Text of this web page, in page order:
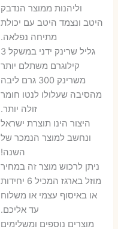
וליהנות ממוצר הנדבק
היטב ונצמד היטב עם יכולת
מתיחה נפלאה.
גליל שרינק ידני במשקל 3
קילוגרם משתלם יותר
משרינק 300 גרם ליבה
מהסיבה שעלולו לנטו חומר
זולה יותר.
היצור הינו תוצרת ישראל
ונחשב למוצר הנמכר של
השנה!
ניתן לרכוש מוצר זה במחיר
מוזל בארגז המכיל 6 יחידות
או באיסוף עצמי או משלוח
עד אליכם.
מוצרים נוספים ומשלימים